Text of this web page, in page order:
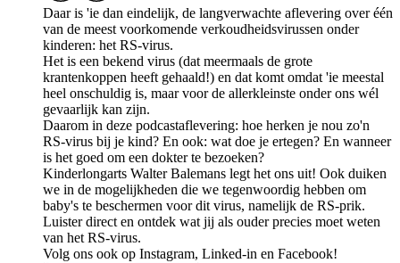
Daar is 'ie dan eindelijk, de langverwachte aflevering over één
van de meest voorkomende verkoudheidsvirussen onder
kinderen: het RS-virus.
Het is een bekend virus (dat meermaals de grote
krantenkoppen heeft gehaald!) en dat komt omdat 'ie meestal
heel onschuldig is, maar voor de allerkleinste onder ons wél
gevaarlijk kan zijn.
Daarom in deze podcastaflevering: hoe herken je nou zo'n
RS-virus bij je kind? En ook: wat doe je ertegen? En wanneer
is het goed om een dokter te bezoeken?
Kinderlongarts Walter Balemans legt het ons uit! Ook duiken
we in de mogelijkheden die we tegenwoordig hebben om
baby's te beschermen voor dit virus, namelijk de RS-prik.
Luister direct en ontdek wat jij als ouder precies moet weten
van het RS-virus.
Volg ons ook op Instagram, Linked-in en Facebook!